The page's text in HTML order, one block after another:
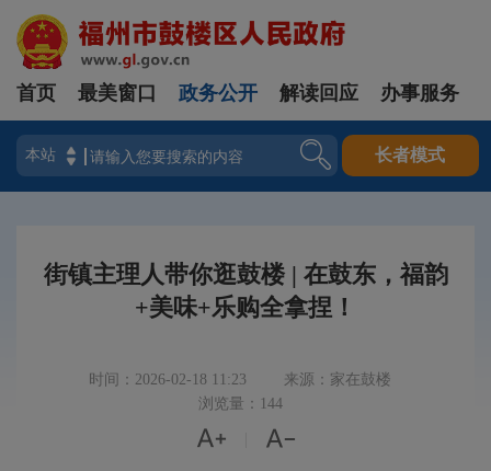
登录
首页 最美窗口 政务公开 解读回应 办事服务
长者模式
街镇主理人带你逛鼓楼 | 在鼓东，福韵
+美味+乐购全拿捏！
时间：2026-02-18 11:23
来源：家在鼓楼
浏览量：144
 